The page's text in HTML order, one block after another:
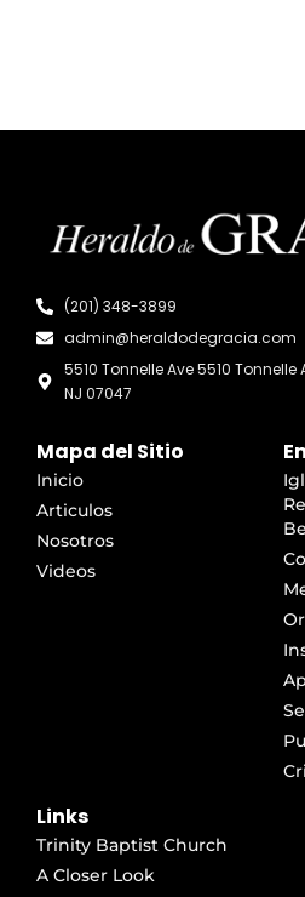
(201) 348-3899
admin@heraldodegracia.com
5510 Tonnelle Ave 5510 Tonnelle
NJ 07047
Mapa del Sitio
Inicio
Articulos
Nosotros
Videos
Links
Trinity Baptist Church
A Closer Look